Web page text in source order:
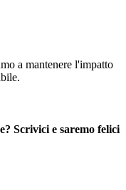
a mantenere l'impatto
Scrivici e saremo felici